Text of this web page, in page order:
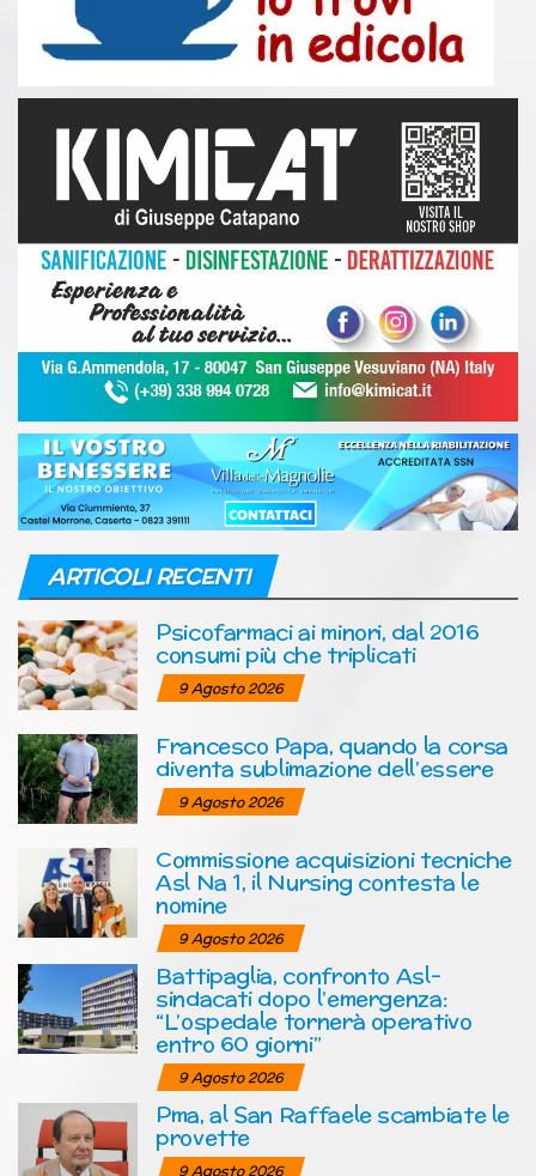
ARTICOLI RECENTI
Psicofarmaci ai minori, dal 2016
consumi più che triplicati
9 Agosto 2026
Francesco Papa, quando la corsa
diventa sublimazione dell’essere
9 Agosto 2026
Commissione acquisizioni tecniche
Asl Na 1, il Nursing contesta le
nomine
9 Agosto 2026
Battipaglia, confronto Asl-
sindacati dopo l’emergenza:
“L’ospedale tornerà operativo
entro 60 giorni”
9 Agosto 2026
Pma, al San Raffaele scambiate le
provette
9 Agosto 2026